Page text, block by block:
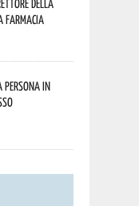
della
persona in